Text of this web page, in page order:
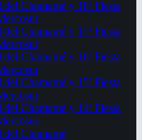
Chamamé y 18ª Fiesta
Chamamé y 17ª Fiesta
Chamamé y 16ª Fiesta
del Chamamé y 15ª Fiesta
del Chamamé y 14ª Fiesta
del Chamamé